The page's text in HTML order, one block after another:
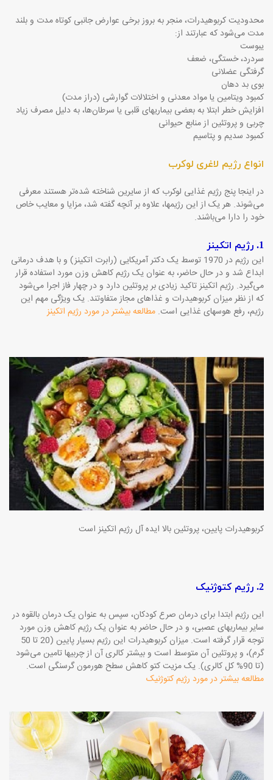
محدودیت کربوهیدرات، منجر به بروز برخی عوارض جانبی کوتاه مدت و بلند
مدت می‌شود که عبارتند از:
یبوست
سردرد، خستگی، ضعف
گرفتگی عضلانی
بوی بد دهان
کمبود ویتامین یا مواد معدنی و اختلالات گوارشی (دراز مدت)
افزایش خطر ابتلا به بعضی بیماریهای قلبی یا سرطان‌ها، به دلیل مصرف زیاد
چربی و پروتئین از منابع حیوانی
کمبود سدیم و پتاسیم
انواع رژیم لاغری لوکرب
در اینجا پنج رژیم غذایی لوکرب که از سایرین شناخته شده‌تر هستند معرفی
می‌شوند. هر یک از این رژیمها، علاوه بر آنچه گفته شد، مزایا و معایب خاص
خود را دارا می‌باشند.
1. رژیم اتکینز
این رژیم در 1970 توسط یک دکتر آمریکایی (رابرت اتکینز) و با هدف درمانی
ابداع شد و در حال حاضر، به عنوان یک رژیم کاهش وزن مورد استفاده قرار
می‌گیرد. رژیم اتکینز تاکید زیادی بر پروتئین دارد و در چهار فاز اجرا می‌شود
که از نظر میزان کربوهیدرات و غذاهای مجاز متفاوتند. یک ویژگی مهم این
رژیم، رفع هوسهای غذایی است. مطالعه بیشتر در مورد رژیم اتکینز
کربوهیدرات پایین، پروتئین بالا ایده آل رژیم اتکینز است
2. رژیم کتوژنیک
این رژیم ابتدا برای درمان صرع کودکان، سپس به عنوان یک درمان بالقوه در
سایر بیماریهای عصبی، و در حال حاضر به عنوان یک رژیم کاهش وزن مورد
توجه قرار گرفته است. میزان کربوهیدرات این رژیم بسیار پایین (20 تا 50
گرم)، و پروتئین آن متوسط است و بیشتر کالری آن از چربیها تامین می‌شود
(تا 90% کل کالری). یک مزیت کتو کاهش سطح هورمون گرسنگی است.
مطالعه بیشتر در مورد رژیم کتوژنیک